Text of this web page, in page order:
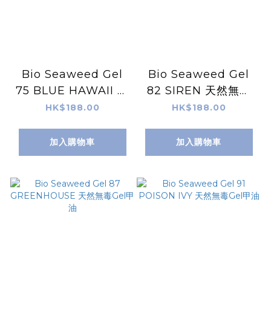
Bio Seaweed Gel
75 BLUE HAWAII 天
然無毒Gel甲油
HK$188.00
加入購物車
Bio Seaweed Gel
82 SIREN 天然無毒
Gel甲油
HK$188.00
加入購物車